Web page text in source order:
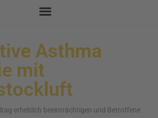
Asthma
mit
erheblich beeinträchtigen und Betroffene